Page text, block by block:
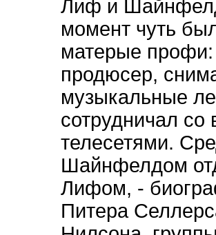
Лиф и
момент чуть
матерые
продюсер,
музыкальные
сотрудничал
телесетями.
Шайнфелдом
Лифом, -
Питера